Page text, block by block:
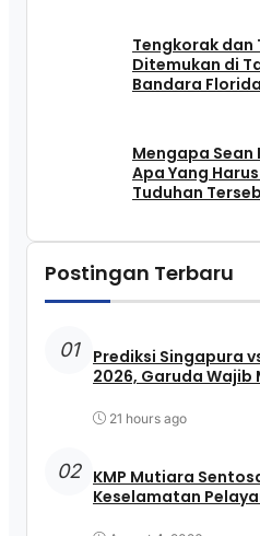
Tengkorak dan
Ditemukan di
Bandara Florida
Mengapa
Apa Yang
Tuduhan
Postingan Terbaru
01
Prediksi Singapura
2026, Garuda Wajib
21 hours ago
02 KMP Mutiara
Keselamatan